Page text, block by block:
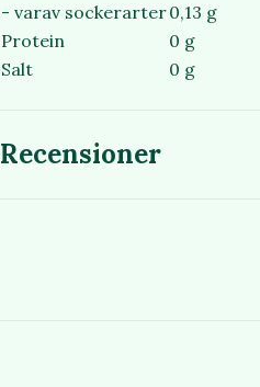
- varav sockerarter0,13 g
Protein
0 g
Salt
0 g
Recensioner